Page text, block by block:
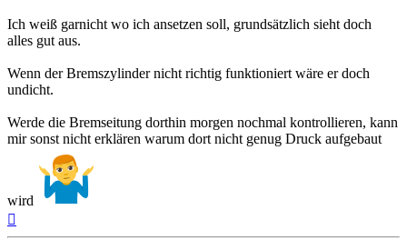
Ich weiß garnicht wo ich ansetzen soll, grundsätzlich sieht doch
alles gut aus.
Wenn der Bremszylinder nicht richtig funktioniert wäre er doch
undicht.
Werde die Bremseitung dorthin morgen nochmal kontrollieren, kann
mir sonst nicht erklären warum dort nicht genug Druck aufgebaut
wird